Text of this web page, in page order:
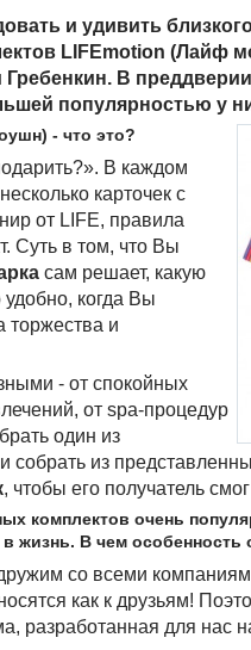
и удивить
LIFEmotion (Лайф
Гребенкин. В
популярностью у
- что это?
В каждом
карточек с
от LIFE, правила
Суть в том, что Вы
сам решает, какую
удобно, когда Вы
торжества и
- от спокойных
от spa-процедур
один из
собрать из
, чтобы его получатель
комплектов очень
жизнь. В чем особенность
со всеми
как к друзьям!
разработанная для